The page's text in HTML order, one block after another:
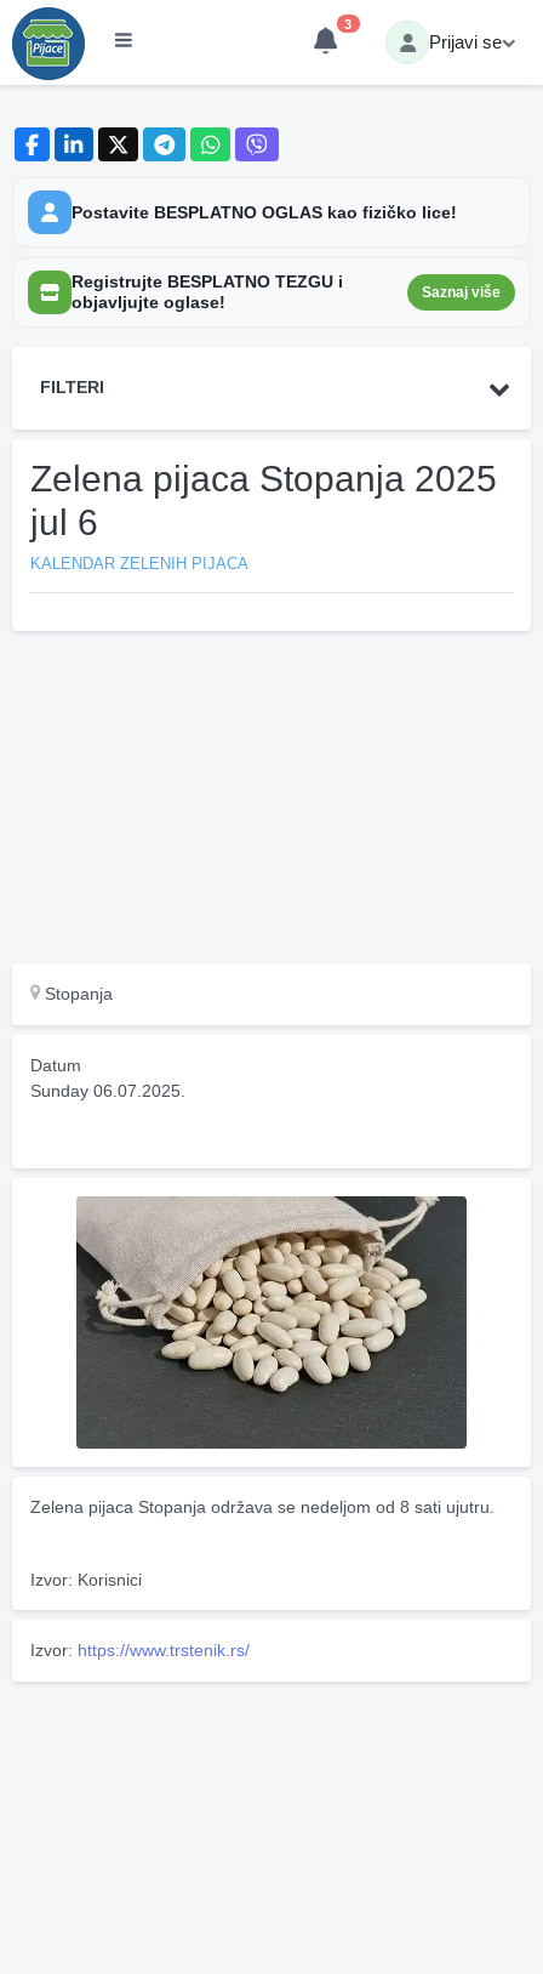
3
Prijavi se
Postavite BESPLATNO OGLAS kao fizičko lice!
Registrujte BESPLATNO TEZGU i
objavljujte oglase!
Saznaj više
FILTERI
Zelena pijaca Stopanja 2025
jul 6
KALENDAR ZELENIH PIJACA
Stopanja
Datum
Sunday 06.07.2025.
Zelena pijaca Stopanja održava se nedeljom od 8 sati ujutru.
Izvor: Korisnici
Izvor: https://www.trstenik.rs/